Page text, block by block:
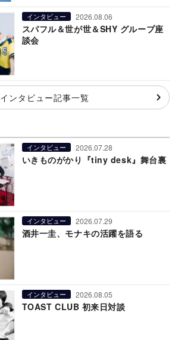
インタビュー 2026.08.06
スパフル＆世が世＆SHY グループ座
談会
インタビュー記事一覧
インタビュー 2026.07.28
いきものがかり『tiny desk』舞台裏
インタビュー 2026.07.29
酒井一圭、モナキの活躍を語る
インタビュー 2026.08.05
TOAST CLUB 初来日対談